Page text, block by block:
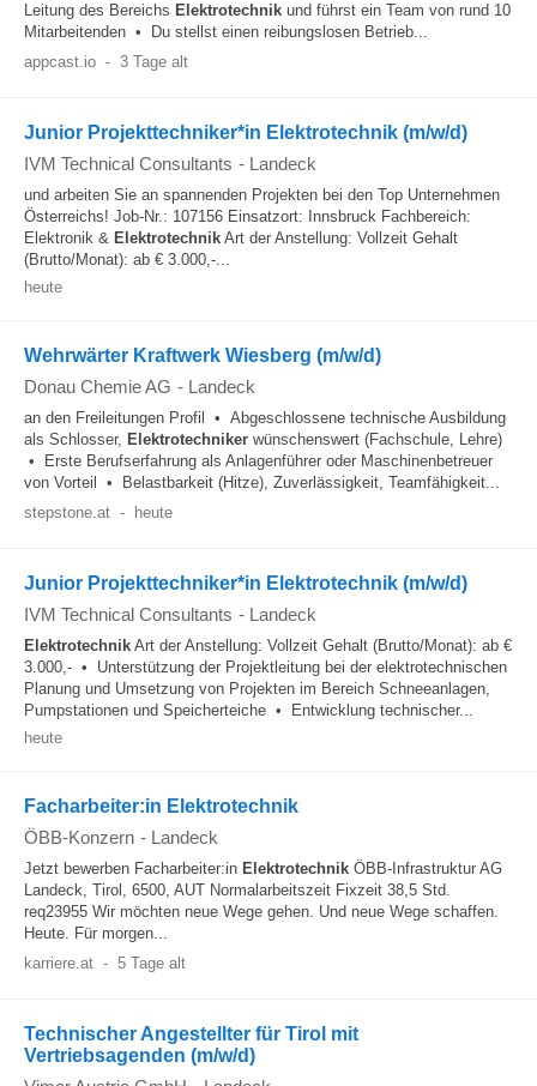
Leitung des Bereichs Elektrotechnik und führst ein Team von rund 10
Mitarbeitenden • Du stellst einen reibungslosen Betrieb...
appcast.io - 3 Tage alt
Junior Projekttechniker*in Elektrotechnik (m/w/d)
IVM Technical Consultants - Landeck
und arbeiten Sie an spannenden Projekten bei den Top Unternehmen
Österreichs! Job-Nr.: 107156 Einsatzort: Innsbruck Fachbereich:
Elektronik & Elektrotechnik Art der Anstellung: Vollzeit Gehalt
(Brutto/Monat): ab € 3.000,-...
heute
Wehrwärter Kraftwerk Wiesberg (m/w/d)
Donau Chemie AG - Landeck
an den Freileitungen Profil • Abgeschlossene technische Ausbildung
als Schlosser, Elektrotechniker wünschenswert (Fachschule, Lehre)
• Erste Berufserfahrung als Anlagenführer oder Maschinenbetreuer
von Vorteil • Belastbarkeit (Hitze), Zuverlässigkeit, Teamfähigkeit...
stepstone.at - heute
Junior Projekttechniker*in Elektrotechnik (m/w/d)
IVM Technical Consultants - Landeck
Elektrotechnik Art der Anstellung: Vollzeit Gehalt (Brutto/Monat): ab €
3.000,- • Unterstützung der Projektleitung bei der elektrotechnischen
Planung und Umsetzung von Projekten im Bereich Schneeanlagen,
Pumpstationen und Speicherteiche • Entwicklung technischer...
heute
Facharbeiter:in Elektrotechnik
ÖBB-Konzern - Landeck
Jetzt bewerben Facharbeiter:in Elektrotechnik ÖBB-Infrastruktur AG
Landeck, Tirol, 6500, AUT Normalarbeitszeit Fixzeit 38,5 Std.
req23955 Wir möchten neue Wege gehen. Und neue Wege schaffen.
Heute. Für morgen...
karriere.at - 5 Tage alt
Technischer Angestellter für Tirol mit
Vertriebsagenden (m/w/d)